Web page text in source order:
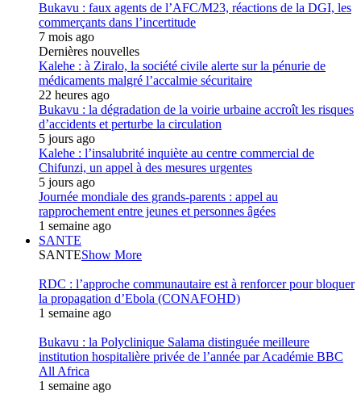
Bukavu : faux agents de l’AFC/M23, réactions de la DGI, les
commerçants dans l’incertitude
7 mois ago
Dernières nouvelles
Kalehe : à Ziralo, la société civile alerte sur la pénurie de
médicaments malgré l’accalmie sécuritaire
22 heures ago
Bukavu : la dégradation de la voirie urbaine accroît les risques
d’accidents et perturbe la circulation
5 jours ago
Kalehe : l’insalubrité inquiète au centre commercial de
Chifunzi, un appel à des mesures urgentes
5 jours ago
Journée mondiale des grands-parents : appel au
rapprochement entre jeunes et personnes âgées
1 semaine ago
SANTE
SANTEShow More
RDC : l’approche communautaire est à renforcer pour bloquer
la propagation d’Ebola (CONAFOHD)
1 semaine ago
Bukavu : la Polyclinique Salama distinguée meilleure
institution hospitalière privée de l’année par Académie BBC
All Africa
1 semaine ago